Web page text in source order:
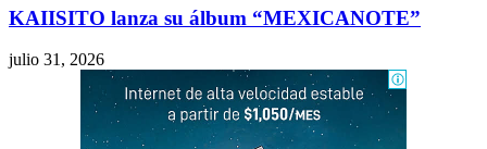
KAIISITO lanza su álbum “MEXICANOTE”
julio 31, 2026